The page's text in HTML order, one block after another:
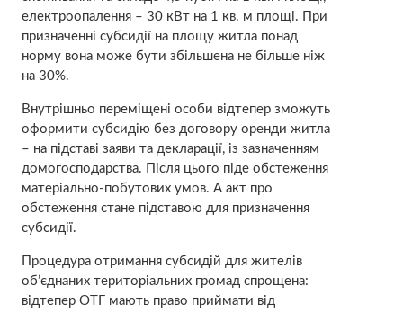
електроопалення – 30 кВт на 1 кв. м площі. При
призначенні субсидії на площу житла понад
норму вона може бути збільшена не більше ніж
на 30%.
Внутрішньо переміщені особи відтепер зможуть
оформити субсидію без договору оренди житла
– на підставі заяви та декларації, із зазначенням
домогосподарства. Після цього піде обстеження
матеріально-побутових умов. А акт про
обстеження стане підставою для призначення
субсидії.
Процедура отримання субсидій для жителів
об’єднаних територіальних громад спрощена:
відтепер ОТГ мають право приймати від